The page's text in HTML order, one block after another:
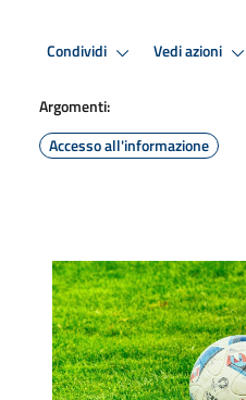
Condividi Vedi azioni
Argomenti:
Accesso all'informazione